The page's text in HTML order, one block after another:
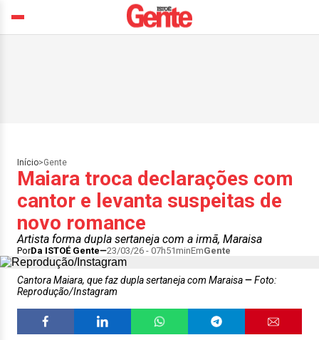
Início>Gente
Maiara troca declarações com
cantor e levanta suspeitas de
novo romance
Artista forma dupla sertaneja com a irmã, Maraisa
PorDa ISTOÉ Gente 23/03/26 - 07h51minEmGente
Cantora Maiara, que faz dupla sertaneja com Maraisa
Foto:
Reprodução/Instagram